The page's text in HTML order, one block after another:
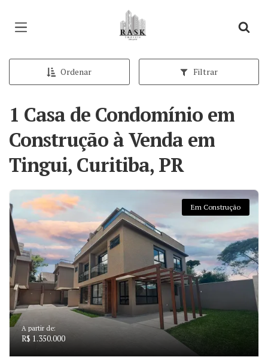
Página inicial
Ordenar Filtrar
1 Casa de Condomínio em
Construção à Venda em
Tingui, Curitiba, PR
Em Construção
A partir de:
R$ 1.350.000